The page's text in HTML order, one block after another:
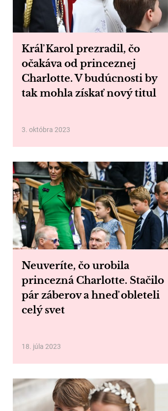
Kráľ Karol prezradil, čo
očakáva od princeznej
Charlotte. V budúcnosti by
tak mohla získať nový titul
3. októbra 2023
Neuveríte, čo urobila
princezná Charlotte. Stačilo
pár záberov a hneď obleteli
celý svet
18. júla 2023